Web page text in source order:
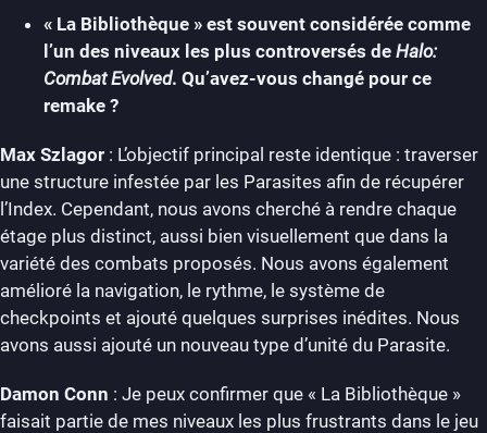
« La Bibliothèque » est souvent considérée comme
l’un des niveaux les plus controversés de Halo:
Combat Evolved. Qu’avez-vous changé pour ce
remake ?
Max Szlagor : L’objectif principal reste identique : traverser
une structure infestée par les Parasites afin de récupérer
l’Index. Cependant, nous avons cherché à rendre chaque
étage plus distinct, aussi bien visuellement que dans la
variété des combats proposés. Nous avons également
amélioré la navigation, le rythme, le système de
checkpoints et ajouté quelques surprises inédites. Nous
avons aussi ajouté un nouveau type d’unité du Parasite.
Damon Conn : Je peux confirmer que « La Bibliothèque »
faisait partie de mes niveaux les plus frustrants dans le jeu